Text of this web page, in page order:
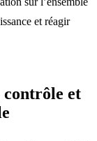
et réagir
contrôle et